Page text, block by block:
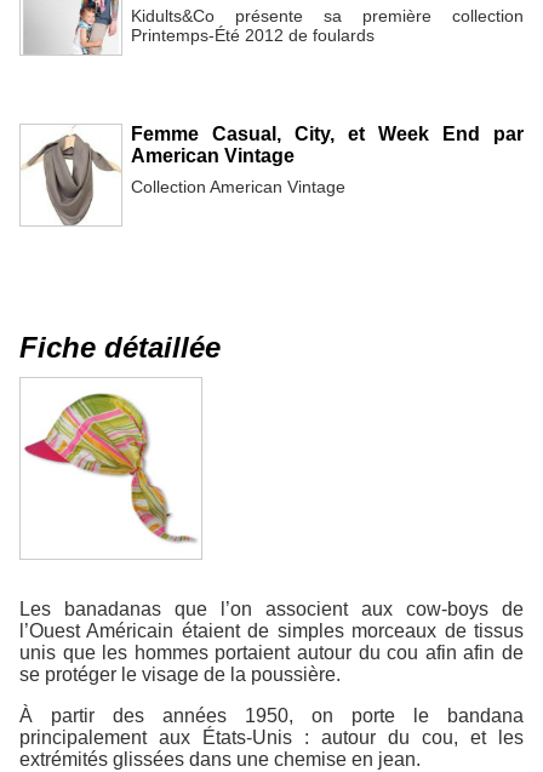
Kidults&Co présente sa première collection
Printemps-Été 2012 de foulards
Femme Casual, City, et Week End par
American Vintage
Collection American Vintage
Fiche détaillée
Les banadanas que l’on associent aux cow-boys de
l’Ouest Américain étaient de simples morceaux de tissus
unis que les hommes portaient autour du cou afin afin de
se protéger le visage de la poussière.
À partir des années 1950, on porte le bandana
principalement aux États-Unis : autour du cou, et les
extrémités glissées dans une chemise en jean.